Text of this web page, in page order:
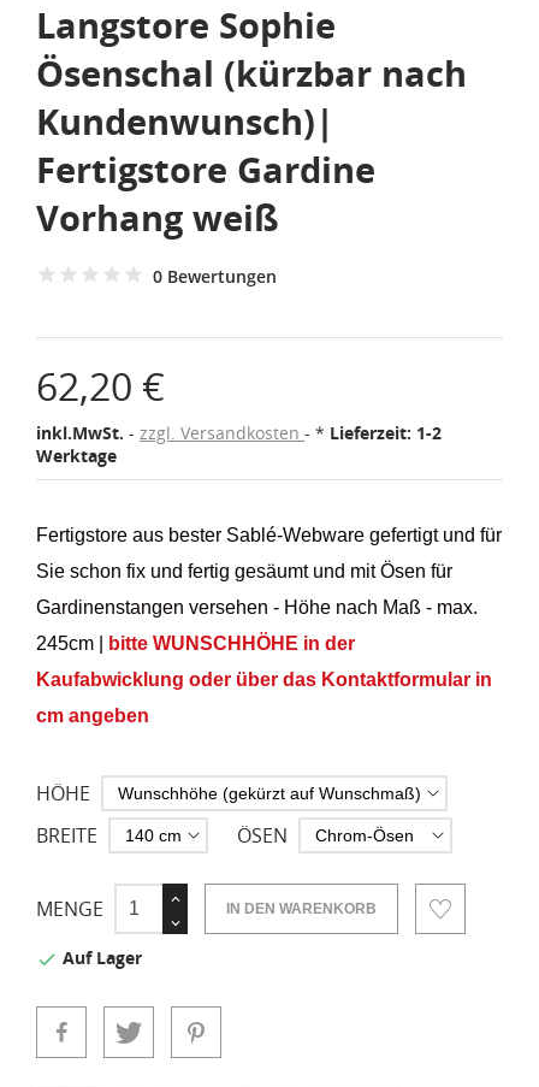
Langstore Sophie
Ösenschal (kürzbar nach
Kundenwunsch)|
Fertigstore Gardine
Vorhang weiß
0 Bewertungen
62,20 €
inkl.MwSt. zzgl. Versandkosten * Lieferzeit: 1-2
Werktage
Fertigstore aus bester Sablé-Webware gefertigt und für
Sie schon fix und fertig gesäumt und mit Ösen für
Gardinenstangen versehen - Höhe nach Maß - max.
245cm |
bitte WUNSCHHÖHE in der
Kaufabwicklung oder über das Kontaktformular in
cm angeben
HÖHE
BREITE
ÖSEN
MENGE IN DEN WARENKORB
 Auf Lager